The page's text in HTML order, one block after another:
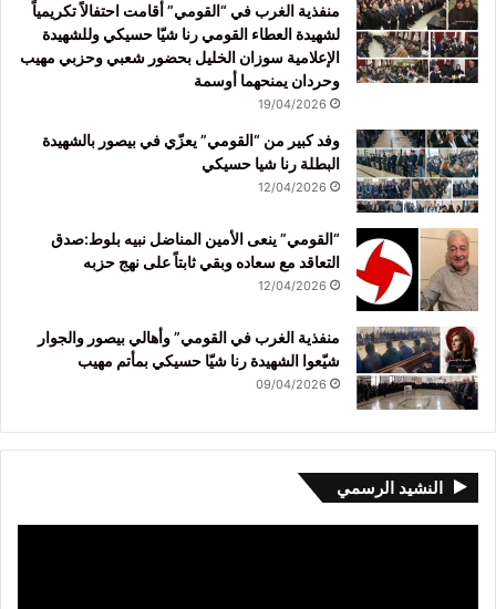
منفذية الغرب في “القومي” أقامت احتفالاً تكريمياً
لشهيدة العطاء القومي رنا شيّا حسيكي وللشهيدة
الإعلامية سوزان الخليل بحضور شعبي وحزبي مهيب
وحردان يمنحهما أوسمة
19/04/2026
وفد كبير من “القومي” يعزّي في بيصور بالشهيدة
البطلة رنا شيا حسيكي
12/04/2026
“القومي” ينعى الأمين المناضل نبيه بلوط:صدق
التعاقد مع سعاده وبقي ثابتاً على نهج حزبه
12/04/2026
منفذية الغرب في القومي” وأهالي بيصور والجوار
شيّعوا الشهيدة رنا شيّا حسيكي بمأتم مهيب
09/04/2026
النشيد الرسمي